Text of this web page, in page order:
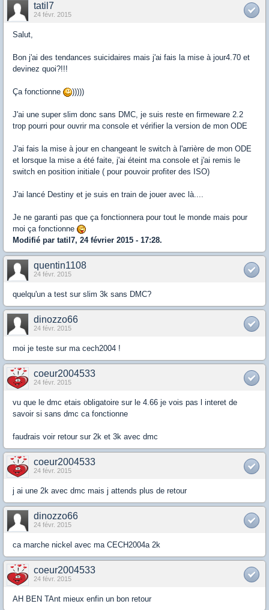
tatil7
24 févr. 2015
Salut,
Bon j'ai des tendances suicidaires mais j'ai fais la mise à jour4.70 et
devinez quoi?!!!
Ça fonctionne )))))
J'ai une super slim donc sans DMC, je suis reste en firmeware 2.2
trop pourri pour ouvrir ma console et vérifier la version de mon ODE
J'ai fais la mise à jour en changeant le switch à l'arrière de mon ODE
et lorsque la mise a été faite, j'ai éteint ma console et j'ai remis le
switch en position initiale ( pour pouvoir profiter des ISO)
J'ai lancé Destiny et je suis en train de jouer avec là....
Je ne garanti pas que ça fonctionnera pour tout le monde mais pour
moi ça fonctionne
Modifié par tatil7, 24 février 2015 - 17:28.
quentin1108
24 févr. 2015
quelqu'un a test sur slim 3k sans DMC?
dinozzo66
24 févr. 2015
moi je teste sur ma cech2004 !
coeur2004533
24 févr. 2015
vu que le dmc etais obligatoire sur le 4.66 je vois pas l interet de
savoir si sans dmc ca fonctionne
faudrais voir retour sur 2k et 3k avec dmc
coeur2004533
24 févr. 2015
j ai une 2k avec dmc mais j attends plus de retour
dinozzo66
24 févr. 2015
ca marche nickel avec ma CECH2004a 2k
coeur2004533
24 févr. 2015
AH BEN TAnt mieux enfin un bon retour